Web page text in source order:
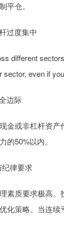
平仓。
过度集中
different
sector, even if
边际
金或非杠杆资
的50%以内。
律要求
素质要求极高
化策略。当连续